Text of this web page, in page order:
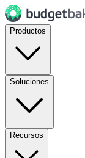
Productos
Soluciones
Recursos